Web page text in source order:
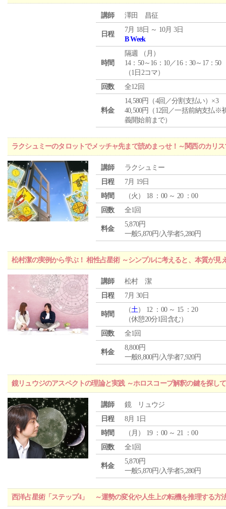
講師 澤田 昌征
日程
7月 18日 ～ 10月 3日
B Week
時間
隔週 （ 月 ）
14：50～16：10／16：30～17：50
（1日2コマ）
回数
全12回
料金
14,580円（4回／分割支払い）×3
40,500円（12回／一括前納支払※
義開始前まで）
ラクシュミーのタロットでメッチャ先まで読めまっせ！～関西のカリ
講師
ラクシュミー
日程
7月 19日
時間
（火 ） 18 ：00 ～ 20 ：00
回数
全1回
料金
5,870円
一般5,870円/入学者5,280円
松村潔の実例から学ぶ！ 相性占星術 ～シンプルに考えると、本質が見
講師
松村 潔
日程
7月 30日
時間
（土） 12 ：00 ～ 15 ：20
（休憩20分1回含む）
回数
全1回
料金
8,800円
一般8,800円/入学者7,920円
鏡リュウジのアスペクトの理論と実践 ～ホロスコープ解釈の鍵を探し
講師
鏡 リュウジ
日程
8月 1日
時間
（ 月 ） 19 ：00 ～ 21 ：00
回数
全1回
料金
5,870円
一般5,870円/入学者5,280円
西洋占星術「ステップ4」 ～運勢の変化や人生上の転機を推理する方